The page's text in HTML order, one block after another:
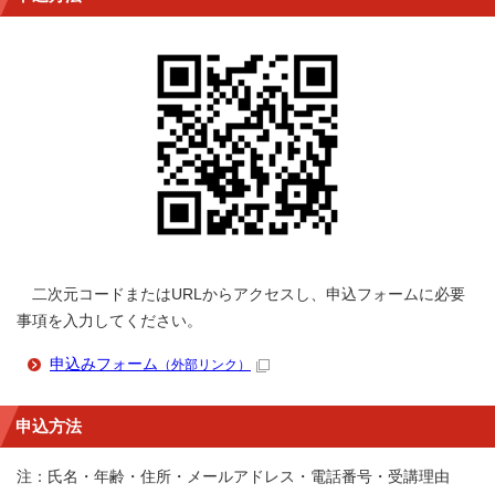
二次元コードまたはURLからアクセスし、申込フォームに必要
事項を入力してください。
申込みフォーム （外部リンク）
申込方法
注：氏名・年齢・住所・メールアドレス・電話番号・受講理由